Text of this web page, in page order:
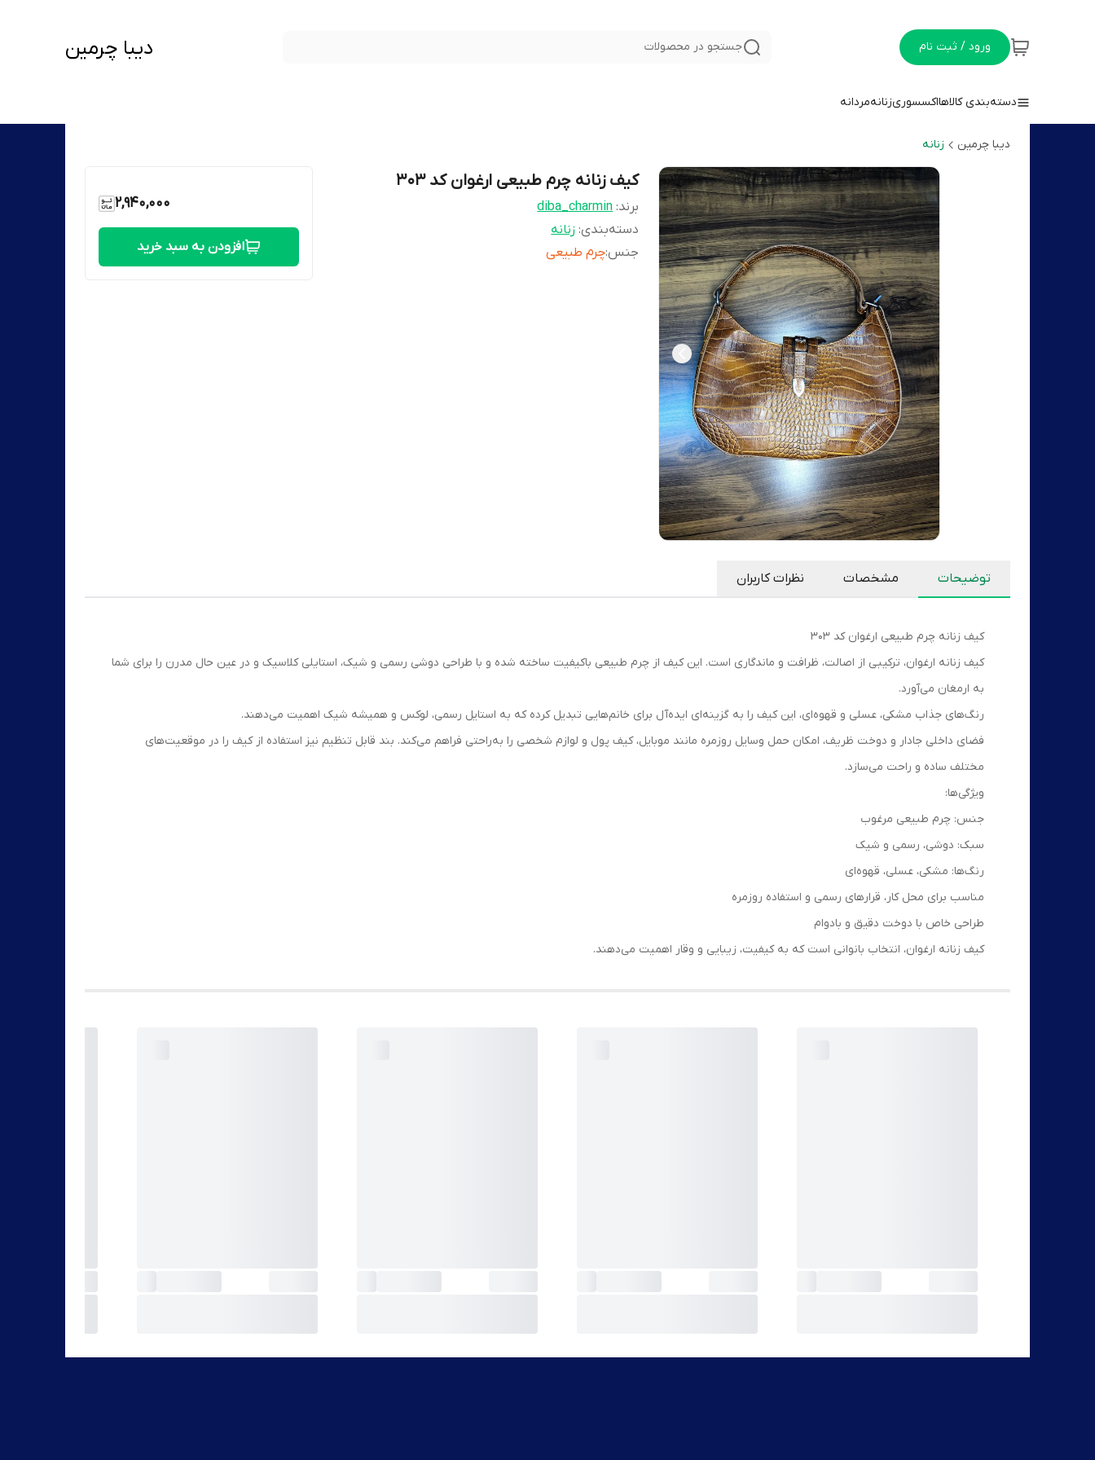
ورود / ثبت نام جستجو در محصولات دیبا چرمین
دسته‌بندی کالاهااکسسوریزنانهمردانه
دیبا چرمین زنانه
کیف زنانه چرم طبیعی ارغوان کد ۳۰۳
برند: diba_charmin
دسته‌بندی: زنانه
جنس:چرم طبیعی
2,940,000
افزودن به سبد خرید
توضیحات مشخصات نظرات کاربران
کیف زنانه چرم طبیعی ارغوان کد ۳۰۳
کیف زنانه ارغوان، ترکیبی از اصالت، ظرافت و ماندگاری است. این کیف از چرم طبیعی باکیفیت ساخته شده و با طراحی دوشی رسمی و شیک، استایلی کلاسیک و در عین حال مدرن را برای شما
به ارمغان می‌آورد.
رنگ‌های جذاب مشکی، عسلی و قهوه‌ای، این کیف را به گزینه‌ای ایده‌آل برای خانم‌هایی تبدیل کرده که به استایل رسمی، لوکس و همیشه شیک اهمیت می‌دهند.
فضای داخلی جادار و دوخت ظریف، امکان حمل وسایل روزمره مانند موبایل، کیف پول و لوازم شخصی را به‌راحتی فراهم می‌کند. بند قابل تنظیم نیز استفاده از کیف را در موقعیت‌های
مختلف ساده و راحت می‌سازد.
ویژگی‌ها:
جنس: چرم طبیعی مرغوب
سبک: دوشی، رسمی و شیک
رنگ‌ها: مشکی، عسلی، قهوه‌ای
مناسب برای محل کار، قرارهای رسمی و استفاده روزمره
طراحی خاص با دوخت دقیق و بادوام
کیف زنانه ارغوان، انتخاب بانوانی است که به کیفیت، زیبایی و وقار اهمیت می‌دهند.